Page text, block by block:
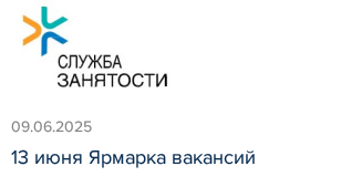
09.06.2025
13 июня Ярмарка вакансий